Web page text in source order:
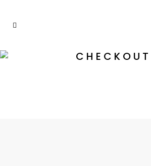
CHECKOUT